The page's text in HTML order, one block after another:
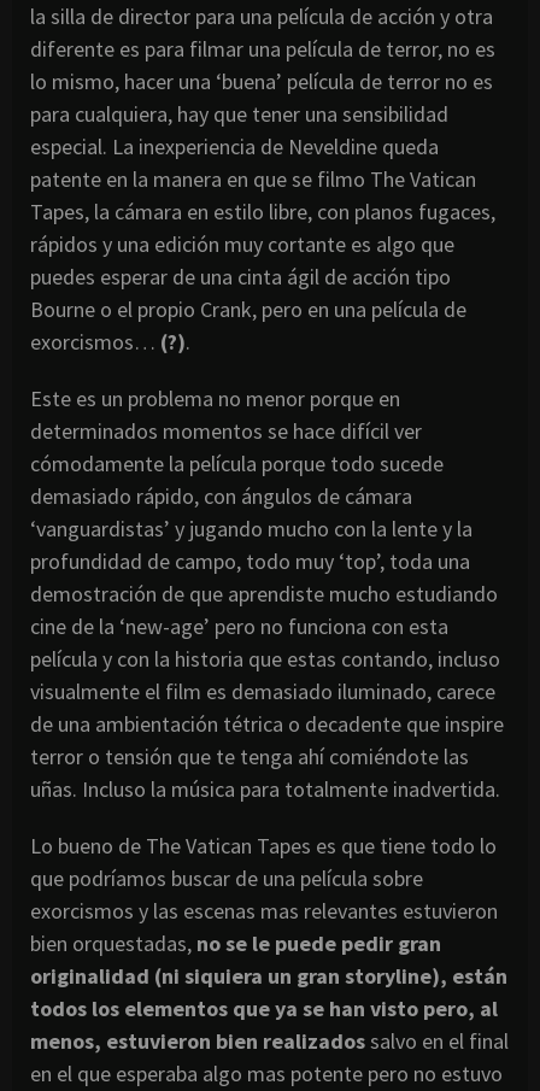
la silla de director para una película de acción y otra
diferente es para filmar una película de terror, no es
lo mismo, hacer una ‘buena’ película de terror no es
para cualquiera, hay que tener una sensibilidad
especial. La inexperiencia de Neveldine queda
patente en la manera en que se filmo The Vatican
Tapes, la cámara en estilo libre, con planos fugaces,
rápidos y una edición muy cortante es algo que
puedes esperar de una cinta ágil de acción tipo
Bourne o el propio Crank, pero en una película de
exorcismos… (?).
Este es un problema no menor porque en
determinados momentos se hace difícil ver
cómodamente la película porque todo sucede
demasiado rápido, con ángulos de cámara
‘vanguardistas’ y jugando mucho con la lente y la
profundidad de campo, todo muy ‘top’, toda una
demostración de que aprendiste mucho estudiando
cine de la ‘new-age’ pero no funciona con esta
película y con la historia que estas contando, incluso
visualmente el film es demasiado iluminado, carece
de una ambientación tétrica o decadente que inspire
terror o tensión que te tenga ahí comiéndote las
uñas. Incluso la música para totalmente inadvertida.
Lo bueno de The Vatican Tapes es que tiene todo lo
que podríamos buscar de una película sobre
exorcismos y las escenas mas relevantes estuvieron
bien orquestadas, no se le puede pedir gran
originalidad (ni siquiera un gran storyline), están
todos los elementos que ya se han visto pero, al
menos, estuvieron bien realizadossalvo en el final
en el que esperaba algo mas potente pero no estuvo